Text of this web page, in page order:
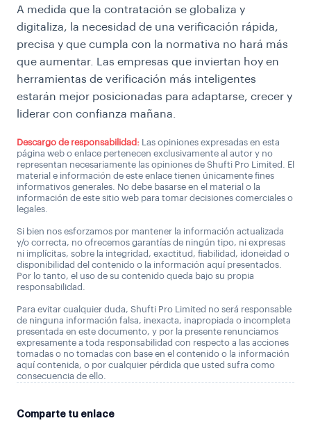
A medida que la contratación se globaliza y
digitaliza, la necesidad de una verificación rápida,
precisa y que cumpla con la normativa no hará más
que aumentar. Las empresas que inviertan hoy en
herramientas de verificación más inteligentes
estarán mejor posicionadas para adaptarse, crecer y
liderar con confianza mañana.
Descargo de responsabilidad: Las opiniones expresadas en esta
página web o enlace pertenecen exclusivamente al autor y no
representan necesariamente las opiniones de Shufti Pro Limited. El
material e información de este enlace tienen únicamente fines
informativos generales. No debe basarse en el material o la
información de este sitio web para tomar decisiones comerciales o
legales.
Si bien nos esforzamos por mantener la información actualizada
y/o correcta, no ofrecemos garantías de ningún tipo, ni expresas
ni implícitas, sobre la integridad, exactitud, fiabilidad, idoneidad o
disponibilidad del contenido o la información aquí presentados.
Por lo tanto, el uso de su contenido queda bajo su propia
responsabilidad.
Para evitar cualquier duda, Shufti Pro Limited no será responsable
de ninguna información falsa, inexacta, inapropiada o incompleta
presentada en este documento, y por la presente renunciamos
expresamente a toda responsabilidad con respecto a las acciones
tomadas o no tomadas con base en el contenido o la información
aquí contenida, o por cualquier pérdida que usted sufra como
consecuencia de ello.
Comparte tu enlace